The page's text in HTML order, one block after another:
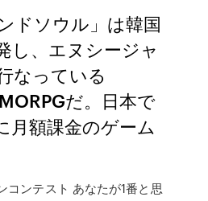
ドソウル」は韓国
し、エヌシージャ
なっている
だ。日本で
月額課金のゲーム
コンテスト あなたが1番と思